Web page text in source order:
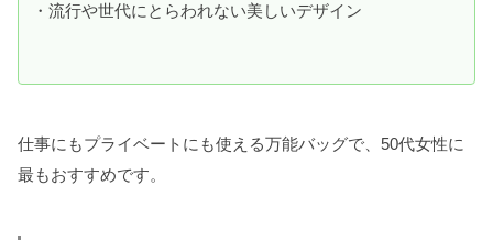
・流行や世代にとらわれない美しいデザイン
仕事にもプライベートにも使える万能バッグで、50代女性に
最もおすすめです。